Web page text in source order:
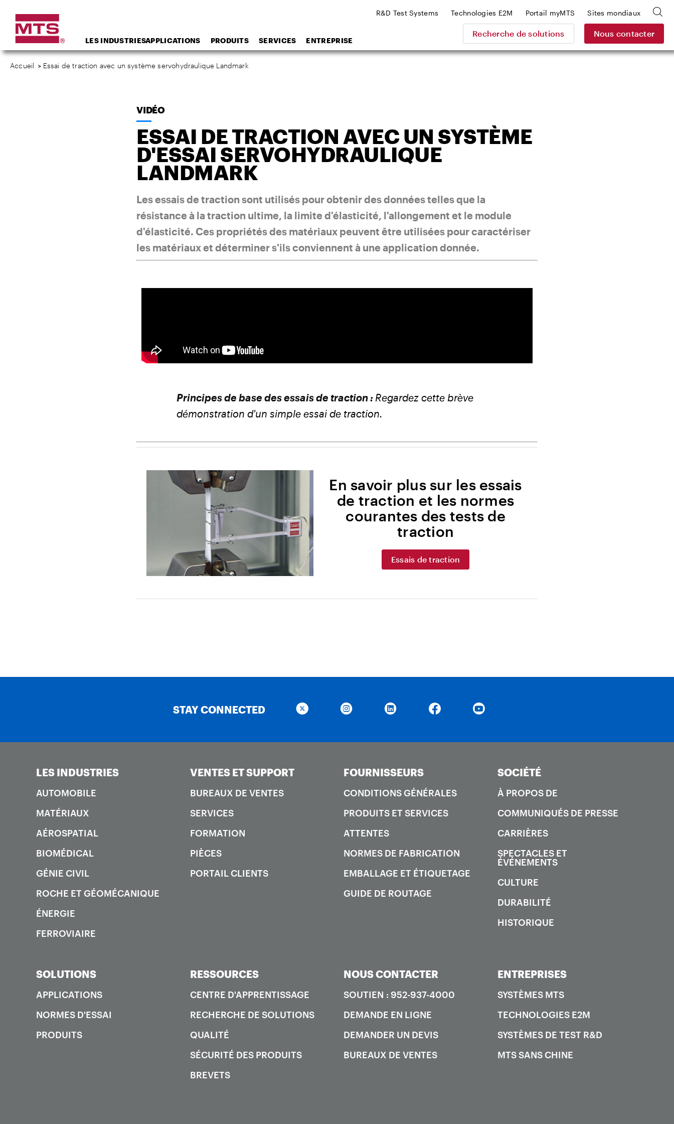
LES INDUSTRIESAPPLICATIONS PRODUITS SERVICES ENTREPRISE
Recherche de solutions Nous contacter
R&D Test Systems Technologies E2M Portail myMTS Sites mondiaux
Accueil > Essai de traction avec un système servohydraulique Landmark
VIDÉO
ESSAI DE TRACTION AVEC UN SYSTÈME
D'ESSAI SERVOHYDRAULIQUE
LANDMARK
Les essais de traction sont utilisés pour obtenir des données telles que la
résistance à la traction ultime, la limite d'élasticité, l'allongement et le module
d'élasticité. Ces propriétés des matériaux peuvent être utilisées pour caractériser
les matériaux et déterminer s'ils conviennent à une application donnée.
Principes de base des essais de traction : Regardez cette brève
démonstration d'un simple essai de traction.
En savoir plus sur les essais
de traction et les normes
courantes des tests de
traction
Essais de traction
STAY CONNECTED
LES INDUSTRIES
AUTOMOBILE
MATÉRIAUX
AÉROSPATIAL
BIOMÉDICAL
GÉNIE CIVIL
ROCHE ET GÉOMÉCANIQUE
ÉNERGIE
FERROVIAIRE
VENTES ET SUPPORT
BUREAUX DE VENTES
SERVICES
FORMATION
PIÈCES
PORTAIL CLIENTS
FOURNISSEURS
CONDITIONS GÉNÉRALES
PRODUITS ET SERVICES
ATTENTES
NORMES DE FABRICATION
EMBALLAGE ET ÉTIQUETAGE
GUIDE DE ROUTAGE
SOCIÉTÉ
À PROPOS DE
COMMUNIQUÉS DE PRESSE
CARRIÈRES
SPECTACLES ET
ÉVÉNEMENTS
CULTURE
DURABILITÉ
HISTORIQUE
SOLUTIONS
APPLICATIONS
NORMES D'ESSAI
PRODUITS
RESSOURCES
CENTRE D'APPRENTISSAGE
RECHERCHE DE SOLUTIONS
QUALITÉ
SÉCURITÉ DES PRODUITS
BREVETS
NOUS CONTACTER
SOUTIEN : 952-937-4000
DEMANDE EN LIGNE
DEMANDER UN DEVIS
BUREAUX DE VENTES
ENTREPRISES
SYSTÈMES MTS
TECHNOLOGIES E2M
SYSTÈMES DE TEST R&D
MTS SANS CHINE